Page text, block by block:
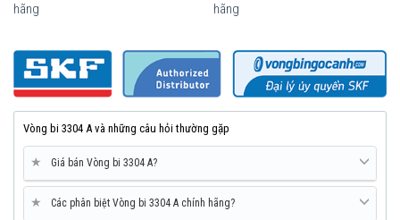
Mua vòng bi SKF 3304 A tại các Đại lý uỷ quyền để đảm bảo sản
phẩm chính hãng.
Mua vòng bi bạc đạn SKF 3304 A chính hãng ở đâu
uy tín?
Vòng bi Ngọc Anh là đại lý ủy quyền SKF tại Việt Nam.
hãng hãng
Vòng bi 3304 A và những câu hỏi thường gặp
★ Giá bán Vòng bi 3304 A?
★ Các phân biệt Vòng bi 3304 A chính hãng?